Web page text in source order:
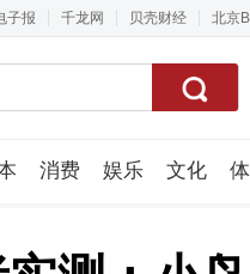
子报 千龙网 贝壳财经 北京
消费 娱乐 文化